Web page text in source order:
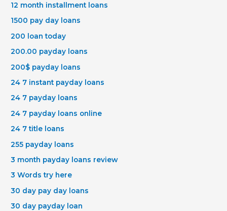
12 month installment loans
1500 pay day loans
200 loan today
200.00 payday loans
200$ payday loans
24 7 instant payday loans
24 7 payday loans
24 7 payday loans online
24 7 title loans
255 payday loans
3 month payday loans review
3 Words try here
30 day pay day loans
30 day payday loan